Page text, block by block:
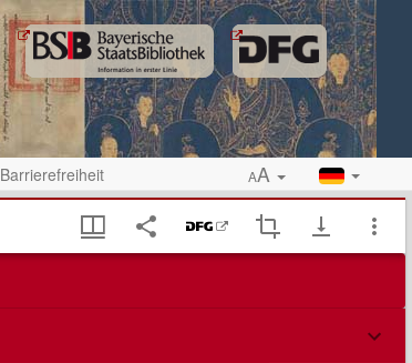
Barrierefreiheit AA